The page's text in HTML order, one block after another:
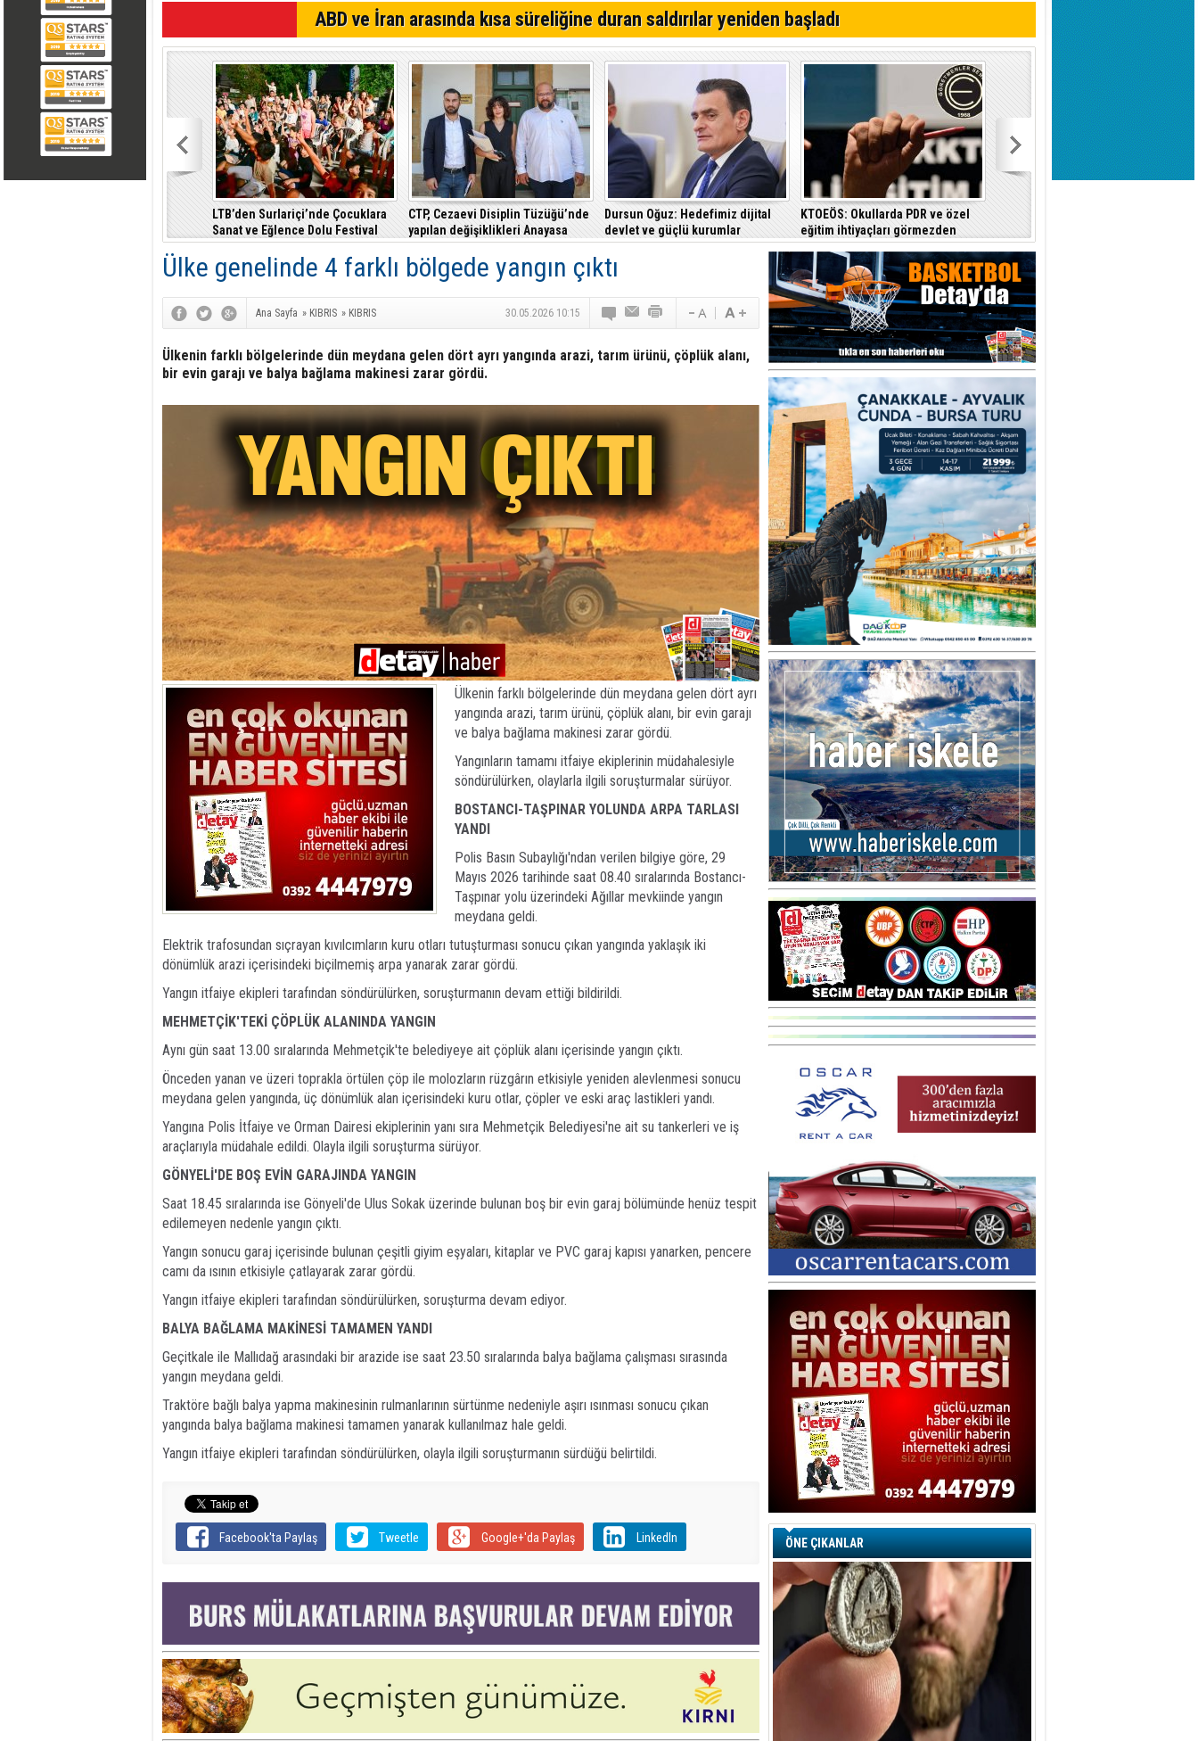
ABD ve İran arasında kısa süreliğine duran saldırılar yeniden başladı
LTB’den Surlariçi’nde Çocuklara
Sanat ve Eğlence Dolu Festival
CTP, Cezaevi Disiplin Tüzüğü’nde
yapılan değişiklikleri Anayasa
Mahkemesi’ne taşıdı
Dursun Oğuz: Hedefimiz dijital
devlet ve güçlü kurumlar
KTOEÖS: Okullarda PDR ve özel
eğitim ihtiyaçları görmezden
geliniyor
Ülke genelinde 4 farklı bölgede yangın çıktı
Ana Sayfa » KIBRIS » KIBRIS 30.05.2026 10:15
Ülkenin farklı bölgelerinde dün meydana gelen dört ayrı yangında arazi, tarım ürünü, çöplük alanı,
bir evin garajı ve balya bağlama makinesi zarar gördü.
Ülkenin farklı bölgelerinde dün meydana gelen dört ayrı
yangında arazi, tarım ürünü, çöplük alanı, bir evin garajı
ve balya bağlama makinesi zarar gördü.
Yangınların tamamı itfaiye ekiplerinin müdahalesiyle
söndürülürken, olaylarla ilgili soruşturmalar sürüyor.
BOSTANCI-TAŞPINAR YOLUNDA ARPA TARLASI
YANDI
Polis Basın Subaylığı'ndan verilen bilgiye göre, 29
Mayıs 2026 tarihinde saat 08.40 sıralarında Bostancı-
Taşpınar yolu üzerindeki Ağıllar mevkiinde yangın
meydana geldi.
Elektrik trafosundan sıçrayan kıvılcımların kuru otları tutuşturması sonucu çıkan yangında yaklaşık iki
dönümlük arazi içerisindeki biçilmemiş arpa yanarak zarar gördü.
Yangın itfaiye ekipleri tarafından söndürülürken, soruşturmanın devam ettiği bildirildi.
MEHMETÇİK'TEKİ ÇÖPLÜK ALANINDA YANGIN
Aynı gün saat 13.00 sıralarında Mehmetçik'te belediyeye ait çöplük alanı içerisinde yangın çıktı.
Önceden yanan ve üzeri toprakla örtülen çöp ile molozların rüzgârın etkisiyle yeniden alevlenmesi sonucu
meydana gelen yangında, üç dönümlük alan içerisindeki kuru otlar, çöpler ve eski araç lastikleri yandı.
Yangına Polis İtfaiye ve Orman Dairesi ekiplerinin yanı sıra Mehmetçik Belediyesi'ne ait su tankerleri ve iş
araçlarıyla müdahale edildi. Olayla ilgili soruşturma sürüyor.
GÖNYELİ'DE BOŞ EVİN GARAJINDA YANGIN
Saat 18.45 sıralarında ise Gönyeli'de Ulus Sokak üzerinde bulunan boş bir evin garaj bölümünde henüz tespit
edilemeyen nedenle yangın çıktı.
Yangın sonucu garaj içerisinde bulunan çeşitli giyim eşyaları, kitaplar ve PVC garaj kapısı yanarken, pencere
camı da ısının etkisiyle çatlayarak zarar gördü.
Yangın itfaiye ekipleri tarafından söndürülürken, soruşturma devam ediyor.
BALYA BAĞLAMA MAKİNESİ TAMAMEN YANDI
Geçitkale ile Mallıdağ arasındaki bir arazide ise saat 23.50 sıralarında balya bağlama çalışması sırasında
yangın meydana geldi.
Traktöre bağlı balya yapma makinesinin rulmanlarının sürtünme nedeniyle aşırı ısınması sonucu çıkan
yangında balya bağlama makinesi tamamen yanarak kullanılmaz hale geldi.
Yangın itfaiye ekipleri tarafından söndürülürken, olayla ilgili soruşturmanın sürdüğü belirtildi.
Facebook'ta Paylaş Tweetle Google+'da Paylaş LinkedIn ÖNE ÇIKANLAR
Ayşegül Garabli
SORU İŞARETLERİYLE DOLU BİR
GARİP DAVA… YA SUÇLU
DEĞİLSE???
Savaşların En Zoru İnsanın Kendi
Kendiyle Olanıdır
Hamit Caner
Ağlama Duvarı
Adem KAVAZ
Can Bonomo ile son kez
Eurovizyon sahnesinde yer alan
Türkiye 10 yıl aradan sonra
yeniden yarışmaya dönecek mi?
Fırat Borak
Erkut YILMABAŞAR
Bayrak tartışmaları ve ihalesiz
Arif Alasya
2015 SONRASI VE AKINCI.
SURLAR İÇİ’NDE KOLAYDIR ÖLMEK